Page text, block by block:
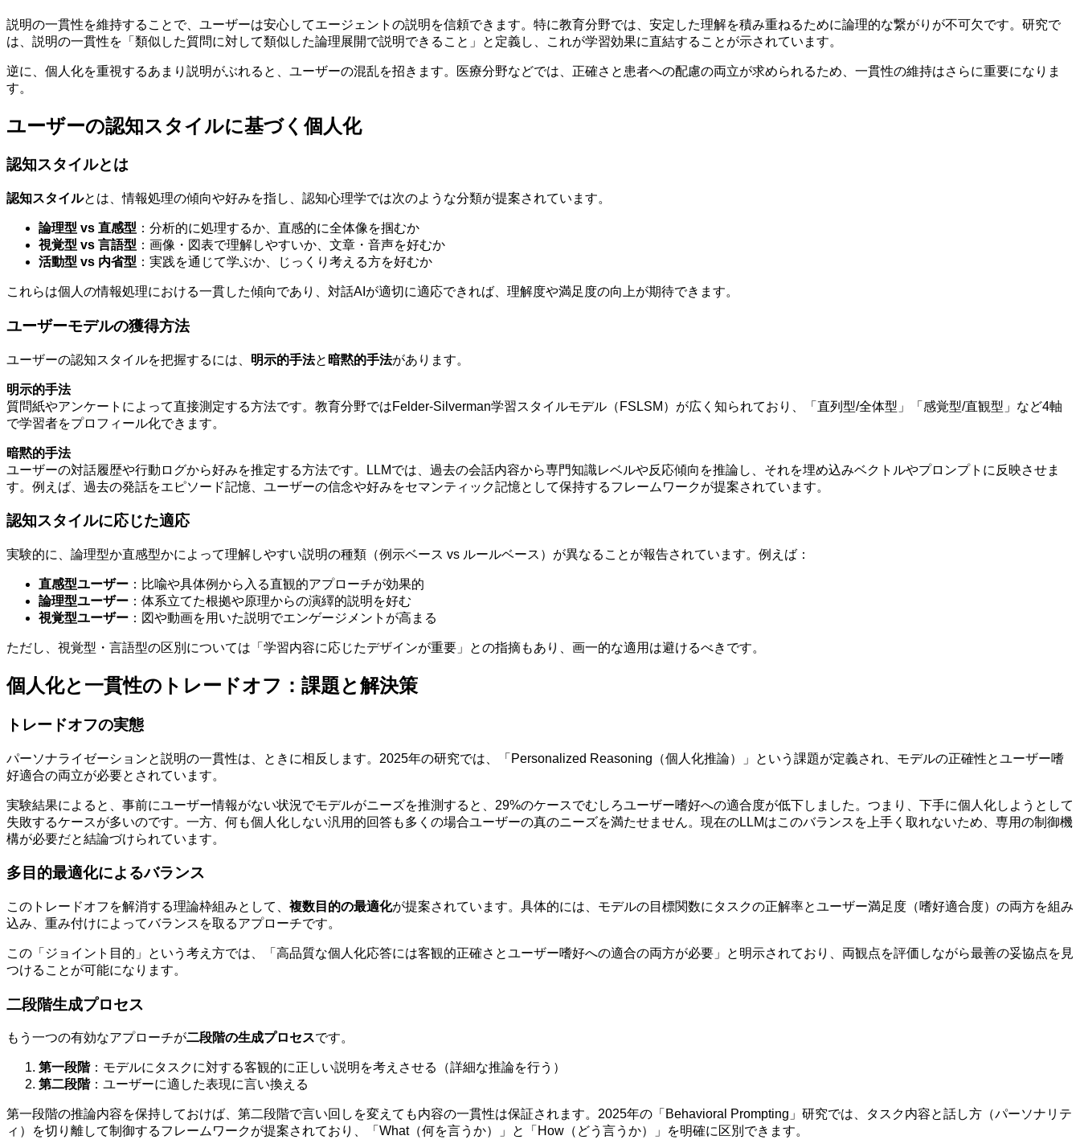
説明の一貫性を維持することで、ユーザーは安心してエージェントの説明を信頼できます。特に教育分野では、安定した理解を積み重ねるために論理的な繋がりが不可欠です。研究で
は、説明の一貫性を「類似した質問に対して類似した論理展開で説明できること」と定義し、これが学習効果に直結することが示されています。
逆に、個人化を重視するあまり説明がぶれると、ユーザーの混乱を招きます。医療分野などでは、正確さと患者への配慮の両立が求められるため、一貫性の維持はさらに重要になりま
す。
ユーザーの認知スタイルに基づく個人化
認知スタイルとは
認知スタイルとは、情報処理の傾向や好みを指し、認知心理学では次のような分類が提案されています。
論理型 vs 直感型 ：分析的に処理するか、直感的に全体像を掴むか
視覚型 vs 言語型 ：画像・図表で理解しやすいか、文章・音声を好むか
活動型 vs 内省型 ：実践を通じて学ぶか、じっくり考える方を好むか
これらは個人の情報処理における一貫した傾向であり、対話AIが適切に適応できれば、理解度や満足度の向上が期待できます。
ユーザーモデルの獲得方法
ユーザーの認知スタイルを把握するには、 明示的手法と 暗黙的手法があります。
明示的手法
質問紙やアンケートによって直接測定する方法です。教育分野ではFelder-Silverman学習スタイルモデル（FSLSM）が広く知られており、「直列型/全体型」「感覚型/直観型」など4軸
で学習者をプロフィール化できます。
暗黙的手法
ユーザーの対話履歴や行動ログから好みを推定する方法です。LLMでは、過去の会話内容から専門知識レベルや反応傾向を推論し、それを埋め込みベクトルやプロンプトに反映させま
す。例えば、過去の発話をエピソード記憶、ユーザーの信念や好みをセマンティック記憶として保持するフレームワークが提案されています。
認知スタイルに応じた適応
実験的に、論理型か直感型かによって理解しやすい説明の種類（例示ベース vs ルールベース）が異なることが報告されています。例えば：
直感型ユーザー ：比喩や具体例から入る直観的アプローチが効果的
論理型ユーザー ：体系立てた根拠や原理からの演繹的説明を好む
視覚型ユーザー ：図や動画を用いた説明でエンゲージメントが高まる
ただし、視覚型・言語型の区別については「学習内容に応じたデザインが重要」との指摘もあり、画一的な適用は避けるべきです。
個人化と一貫性のトレードオフ：課題と解決策
トレードオフの実態
パーソナライゼーションと説明の一貫性は、ときに相反します。2025年の研究では、「Personalized Reasoning（個人化推論）」という課題が定義され、モデルの正確性とユーザー嗜
好適合の両立が必要とされています。
実験結果によると、事前にユーザー情報がない状況でモデルがニーズを推測すると、29%のケースでむしろユーザー嗜好への適合度が低下しました。つまり、下手に個人化しようとして
失敗するケースが多いのです。一方、何も個人化しない汎用的回答も多くの場合ユーザーの真のニーズを満たせません。現在のLLMはこのバランスを上手く取れないため、専用の制御機
構が必要だと結論づけられています。
多目的最適化によるバランス
このトレードオフを解消する理論枠組みとして、 複数目的の最適化が提案されています。具体的には、モデルの目標関数にタスクの正解率とユーザー満足度（嗜好適合度）の両方を組み
込み、重み付けによってバランスを取るアプローチです。
この「ジョイント目的」という考え方では、「高品質な個人化応答には客観的正確さとユーザー嗜好への適合の両方が必要」と明示されており、両観点を評価しながら最善の妥協点を見
つけることが可能になります。
二段階生成プロセス
もう一つの有効なアプローチが二段階の生成プロセスです。
第一段階：モデルにタスクに対する客観的に正しい説明を考えさせる（詳細な推論を行う）
第二段階：ユーザーに適した表現に言い換える
第一段階の推論内容を保持しておけば、第二段階で言い回しを変えても内容の一貫性は保証されます。2025年の「Behavioral Prompting」研究では、タスク内容と話し方（パーソナリテ
ィ）を切り離して制御するフレームワークが提案されており、「What（何を言うか）」と「How（どう言うか）」を明確に区別できます。